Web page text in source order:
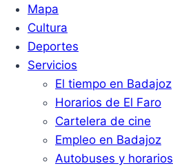
Mapa
Cultura
Deportes
Servicios
El tiempo en Badajoz
Horarios de El Faro
Cartelera de cine
Empleo en Badajoz
Autobuses y horarios